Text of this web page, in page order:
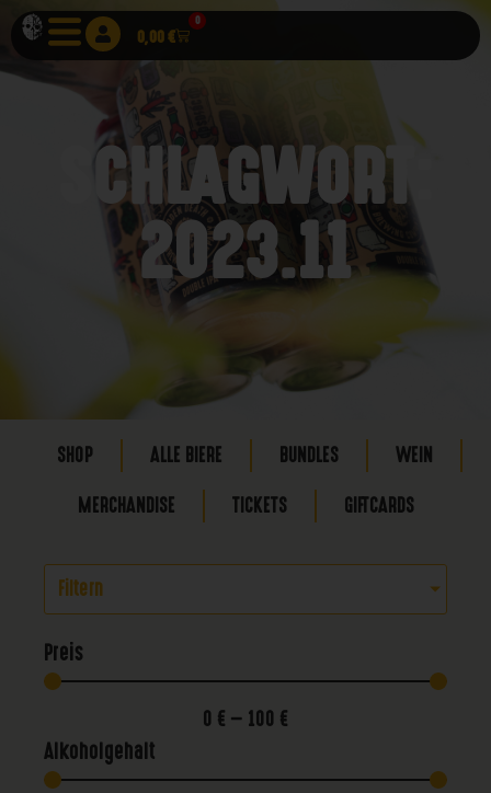
0,00€
0
SCHLAGWORT:
2023.11
SHOP ALLE BIERE BUNDLES WEIN
MERCHANDISE TICKETS GIFTCARDS
Filtern
Preis
0 € — 100 €
Alkoholgehalt